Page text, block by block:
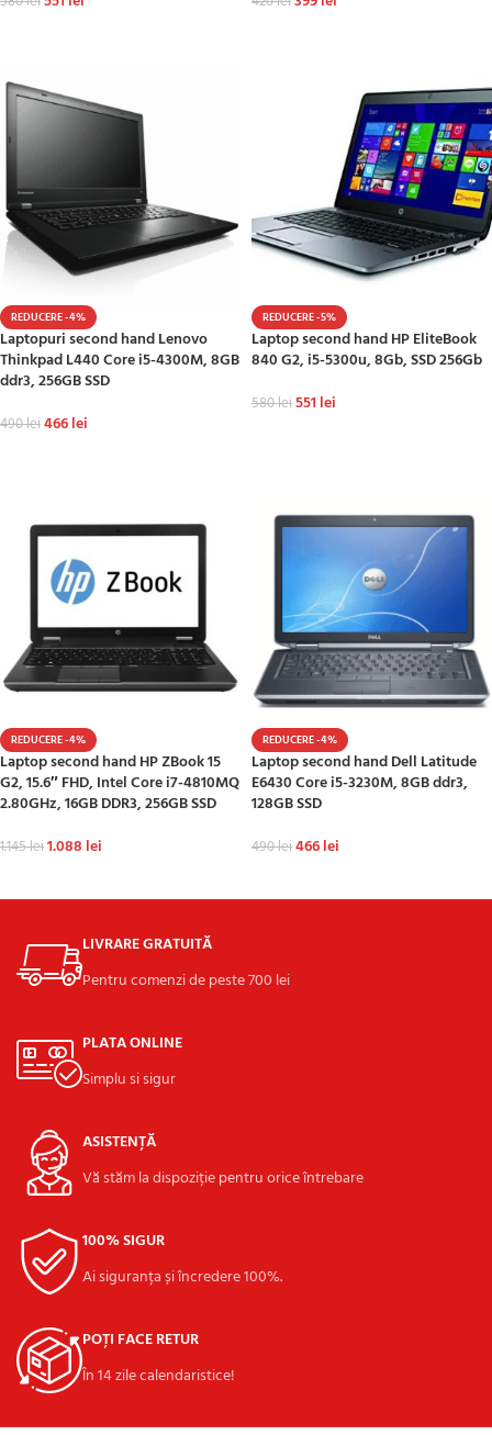
REDUCERE -4%
Laptopuri second hand Lenovo
Thinkpad L440 Core i5-4300M, 8GB
ddr3, 256GB SSD
490lei466lei
REDUCERE -5%
Laptop second hand HP EliteBook
840 G2, i5-5300u, 8Gb, SSD 256Gb
580lei551 lei
REDUCERE -4%
Laptop second hand HP ZBook 15
G2, 15.6″ FHD, Intel Core i7-4810MQ
2.80GHz, 16GB DDR3, 256GB SSD
1.145lei1.088 lei
REDUCERE -4%
Laptop second hand Dell Latitude
E6430 Core i5-3230M, 8GB ddr3,
128GB SSD
490lei466lei
LIVRARE GRATUITĂ
Pentru comenzi de peste 700 lei
PLATA ONLINE
Simplu si sigur
ASISTENȚĂ
Vă stăm la dispoziție pentru orice întrebare
100% SIGUR
Ai siguranța și încredere 100%.
POȚI FACE RETUR
În 14 zile calendaristice!